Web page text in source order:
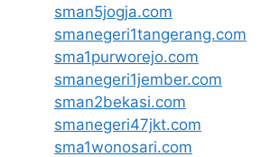
sman5jogja.com
smanegeri1tangerang.com
sma1purworejo.com
smanegeri1jember.com
sman2bekasi.com
smanegeri47jkt.com
sma1wonosari.com